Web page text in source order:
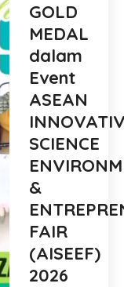
GOLD
MEDAL
dalam
Event
ASEAN
SCIENCE
&
FAIR
(AISEEF)
2026